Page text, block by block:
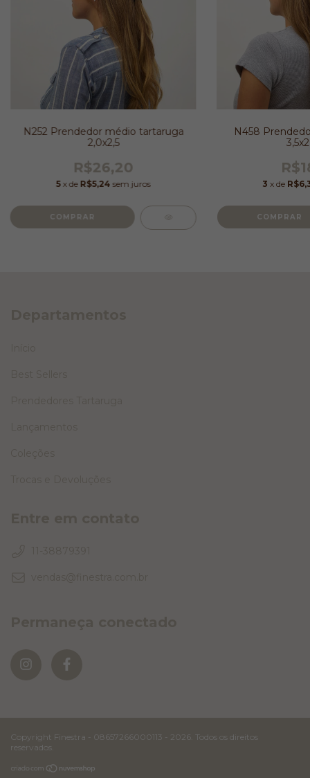
N252 Prendedor médio tartaruga
2,0x2,5
R$26,20
5 x de R$5,24 sem juros
N458
3 x de
Copyright Finestra - 08657266000113 - 2026. Todos os direitos
reservados.